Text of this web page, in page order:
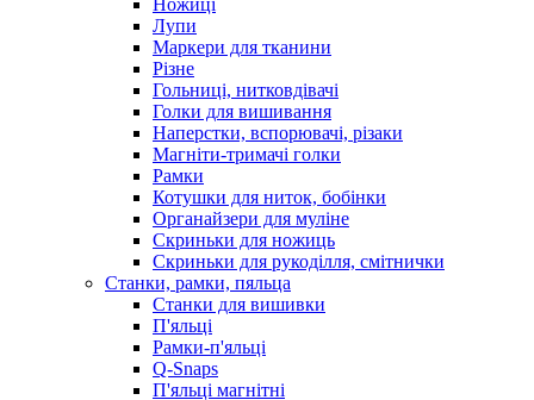
Лупи
Маркери для тканини
Різне
Гольниці, нитковдівачі
Голки для вишивання
Наперстки, вспорювачі, різаки
Магніти-тримачі голки
Рамки
Котушки для ниток, бобінки
Органайзери для муліне
Скриньки для ножиць
Скриньки для рукоділля, смітнички
Станки, рамки, пяльца
Станки для вишивки
П'яльці
Рамки-п'яльці
Q-Snaps
П'яльці магнітні